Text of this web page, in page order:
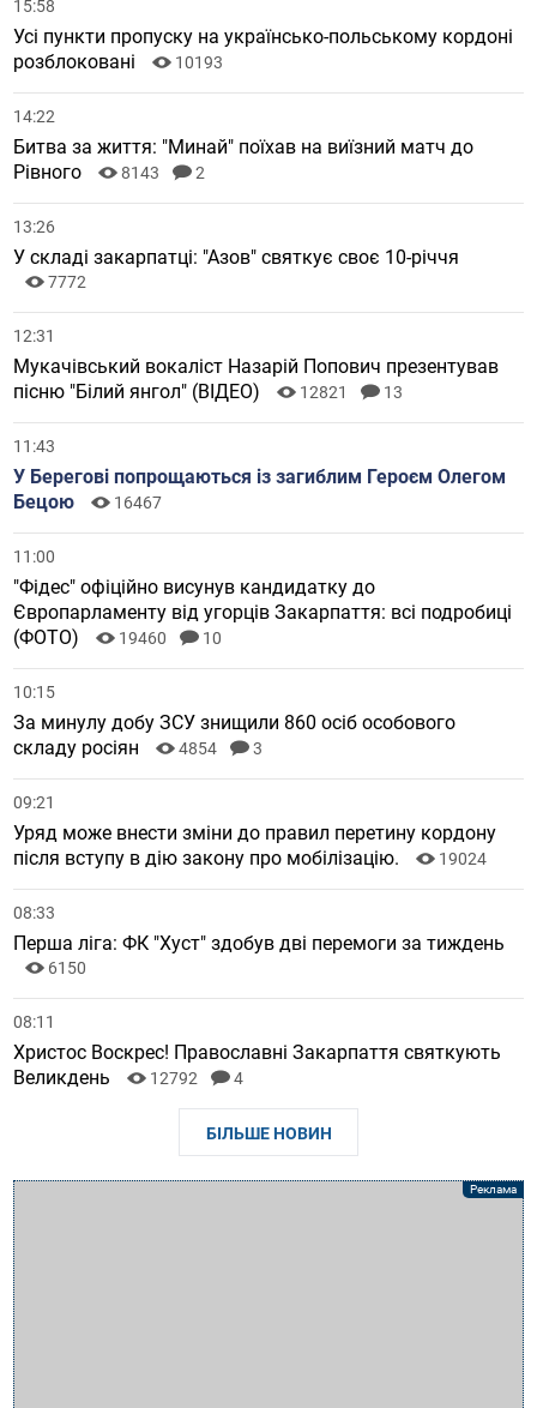
15:58
Усі пункти пропуску на українсько-польському кордоні
розблоковані
10193
14:22
Битва за життя: "Минай" поїхав на виїзний матч до
Рівного
8143 2
13:26
У складі закарпатці: "Азов" святкує своє 10-річчя
7772
12:31
Мукачівський вокаліст Назарій Попович презентував
пісню "Білий янгол" (ВІДЕО)
12821 13
11:43
У Берегові попрощаються із загиблим Героєм Олегом
Бецою
16467
11:00
"Фідес" офіційно висунув кандидатку до
Європарламенту від угорців Закарпаття: всі подробиці
(ФОТО)
19460 10
10:15
За минулу добу ЗСУ знищили 860 осіб особового
складу росіян
4854 3
09:21
Уряд може внести зміни до правил перетину кордону
після вступу в дію закону про мобілізацію.
19024
08:33
Перша ліга: ФК "Хуст" здобув дві перемоги за тиждень
6150
08:11
Христос Воскрес! Православні Закарпаття святкують
Великдень
12792 4
БІЛЬШЕ НОВИН